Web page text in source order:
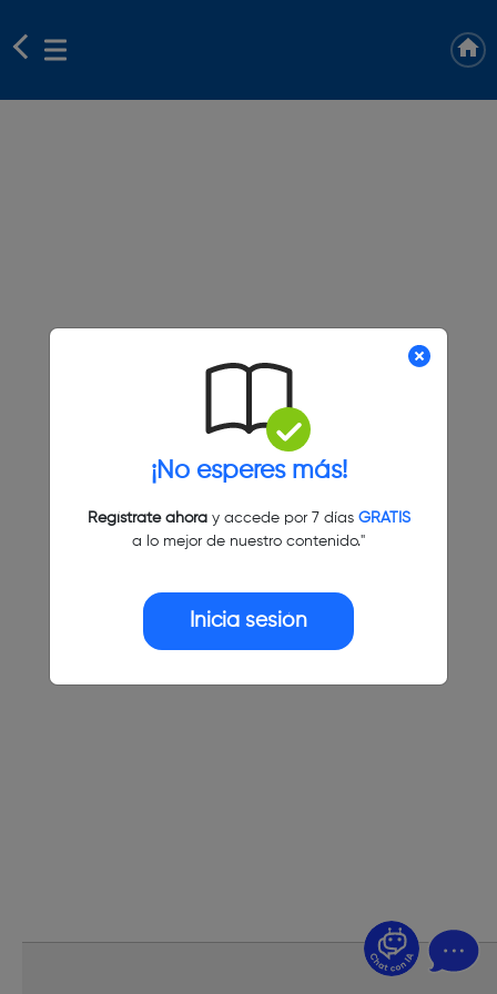
¡No esperes más!
Regístrate ahoray accede por 7 días GRATIS
a lo mejor de nuestro contenido."
Inicia sesión